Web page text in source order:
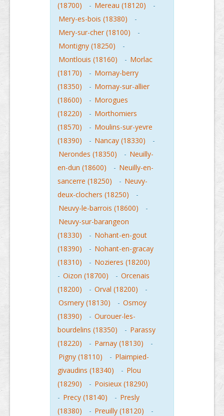
(18700)
- Mereau (18120)
-
Mery-es-bois (18380)
-
Mery-sur-cher (18100)
-
Montigny (18250)
-
Montlouis (18160)
- Morlac
(18170)
- Mornay-berry
(18350)
- Mornay-sur-allier
(18600)
- Morogues
(18220)
- Morthomiers
(18570)
- Moulins-sur-yevre
(18390)
- Nancay (18330)
-
Nerondes (18350)
- Neuilly-
en-dun (18600)
- Neuilly-en-
sancerre (18250)
- Neuvy-
deux-clochers (18250)
-
Neuvy-le-barrois (18600)
-
Neuvy-sur-barangeon
(18330)
- Nohant-en-gout
(18390)
- Nohant-en-gracay
(18310)
- Nozieres (18200)
- Oizon (18700) - Orcenais
(18200)
- Orval (18200)
-
Osmery (18130)
- Osmoy
(18390)
- Ourouer-les-
bourdelins (18350)
- Parassy
(18220)
- Parnay (18130)
-
Pigny (18110)
- Plaimpied-
givaudins (18340)
- Plou
(18290)
- Poisieux (18290)
- Precy (18140) - Presly
(18380)
- Preuilly (18120)
-